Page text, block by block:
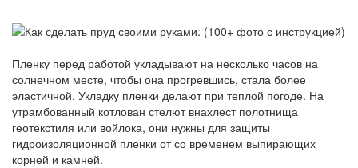
Пленку перед работой укладывают на несколько часов на
солнечном месте, чтобы она прогревшись, стала более
эластичной. Укладку пленки делают при теплой погоде. На
утрамбованный котлован стелют внахлест полотнища
геотекстиля или войлока, они нужны для защиты
гидроизоляционной пленки от со временем выпирающих
корней и камней.